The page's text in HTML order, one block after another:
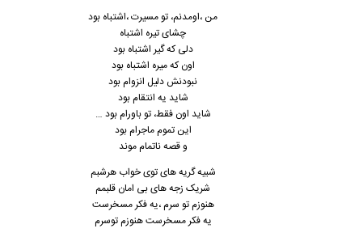
من ،اومدنم، تو مسیرت ،اشتباه بود
چشای تیره اشتباه
دلی که گیر اشتباه بود
اون که میره اشتباه بود
نبودنش دلیل انزوام بود
شاید یه انتقام بود
شاید اون فقط، تو باورام بود …
این تموم ماجرام بود
و قصه ناتمام موند
شبیه گریه های توی خواب هرشبم
شریک زجه های بی امان قلبمم
هنوزم تو سرم ،یه فکر مسخرست
یه فکر مسخرست هنوزم توسرم